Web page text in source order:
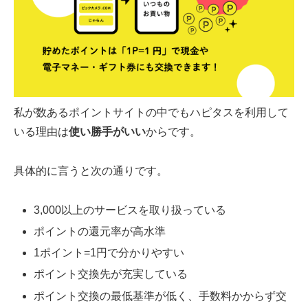
私が数あるポイントサイトの中でもハピタスを利用して
いる理由は使い勝手がいいからです。
具体的に言うと次の通りです。
3,000以上のサービスを取り扱っている
ポイントの還元率が高水準
1ポイント=1円で分かりやすい
ポイント交換先が充実している
ポイント交換の最低基準が低く、手数料かからず交